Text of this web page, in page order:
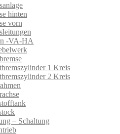
hinten
vorn
-VA-HA
1 Kreis
2 Kreis
– Schaltung